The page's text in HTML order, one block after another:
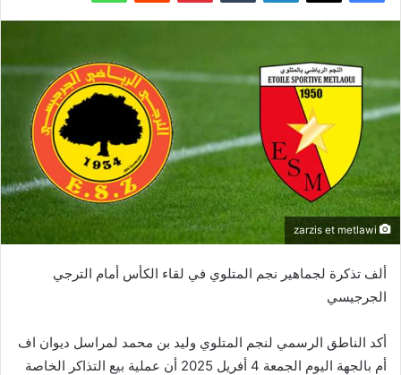
ألف تذكرة لجماهير نجم المتلوي في لقاء الكأس أمام الترجي
الجرجيسي
أكد الناطق الرسمي لنجم المتلوي وليد بن محمد لمراسل ديوان اف
أم بالجهة اليوم الجمعة 4 أفريل 2025 أن عملية بيع التذاكر الخاصة